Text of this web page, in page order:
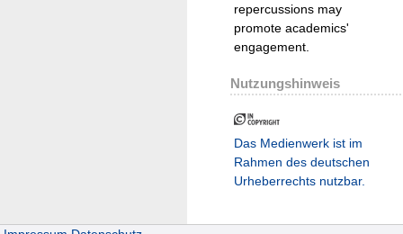
repercussions may
promote academics'
engagement.
Nutzungshinweis
Das Medienwerk ist im
Rahmen des deutschen
Urheberrechts nutzbar.